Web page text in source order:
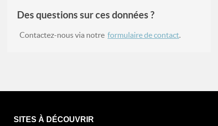
Des questions sur ces données ?
Contactez-nous via notre formulaire de contact.
SITES À DÉCOUVRIR